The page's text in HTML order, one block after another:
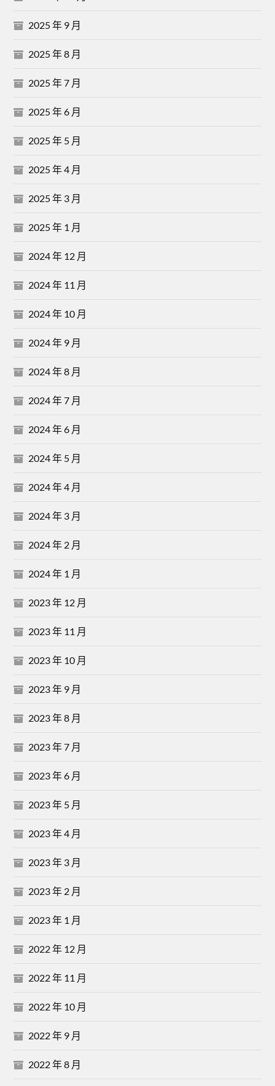
2025 年 9 月
2025 年 8 月
2025 年 7 月
2025 年 6 月
2025 年 5 月
2025 年 4 月
2025 年 3 月
2025 年 1 月
2024 年 12 月
2024 年 11 月
2024 年 10 月
2024 年 9 月
2024 年 8 月
2024 年 7 月
2024 年 6 月
2024 年 5 月
2024 年 4 月
2024 年 3 月
2024 年 2 月
2024 年 1 月
2023 年 12 月
2023 年 11 月
2023 年 10 月
2023 年 9 月
2023 年 8 月
2023 年 7 月
2023 年 6 月
2023 年 5 月
2023 年 4 月
2023 年 3 月
2023 年 2 月
2023 年 1 月
2022 年 12 月
2022 年 11 月
2022 年 10 月
2022 年 9 月
2022 年 8 月